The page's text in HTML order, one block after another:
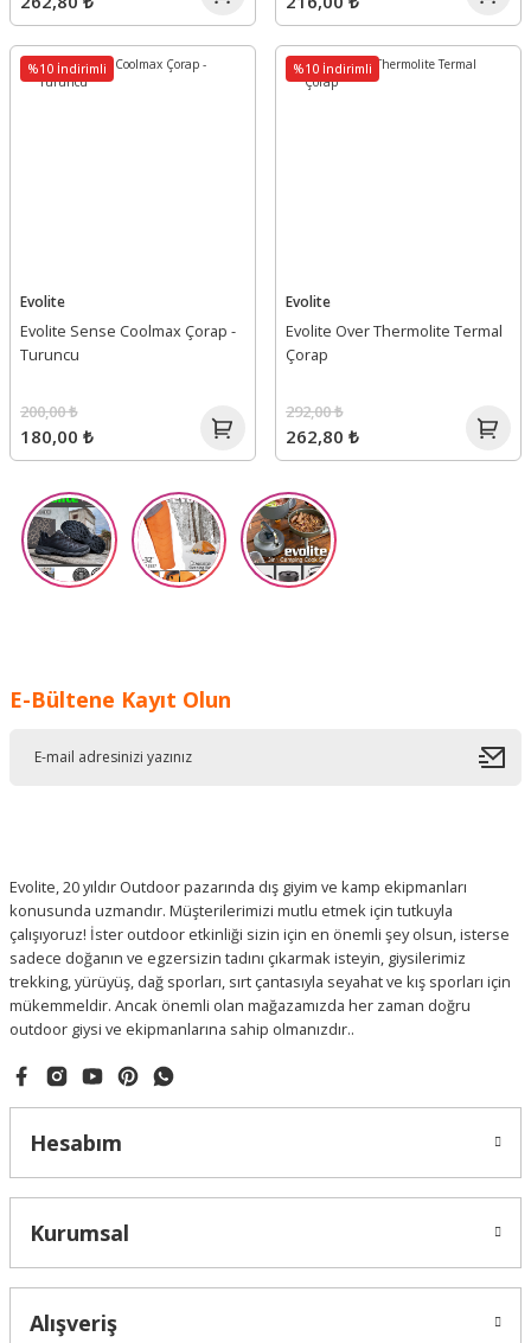
%10 İndirimli
Evolite
Evolite Sense Coolmax Çorap -
Turuncu
180,00 ₺
200,00 ₺
%10 İndirimli
Evolite
Evolite Over Thermolite Termal
Çorap
262,80 ₺
292,00 ₺
E-Bültene Kayıt Olun
Evolite, 20 yıldır Outdoor pazarında dış giyim ve kamp ekipmanları
konusunda uzmandır. Müşterilerimizi mutlu etmek için tutkuyla
çalışıyoruz! İster outdoor etkinliği sizin için en önemli şey olsun, isterse
sadece doğanın ve egzersizin tadını çıkarmak isteyin, giysilerimiz
trekking, yürüyüş, dağ sporları, sırt çantasıyla seyahat ve kış sporları için
mükemmeldir. Ancak önemli olan mağazamızda her zaman doğru
outdoor giysi ve ekipmanlarına sahip olmanızdır..
Hesabım
Kurumsal
Alışveriş